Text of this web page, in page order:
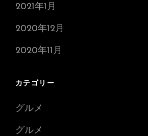
2021年1月
2020年12月
2020年11月
カテゴリー
グルメ
グルメ